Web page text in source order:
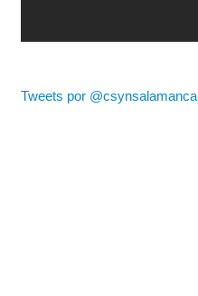
Tweets por @csynsalamanca